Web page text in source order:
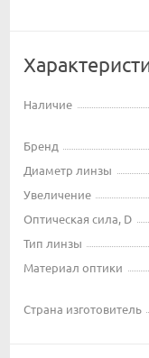
Наличие
Бренд
Диаметр линзы
Увеличение
Оптическая сила, D
Тип линзы
Материал оптики
Страна изготовитель